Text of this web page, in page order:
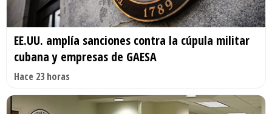
EE.UU. amplía sanciones contra la cúpula militar
cubana y empresas de GAESA
Hace 23 horas